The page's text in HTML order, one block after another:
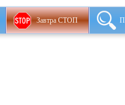
Завтра СТОП